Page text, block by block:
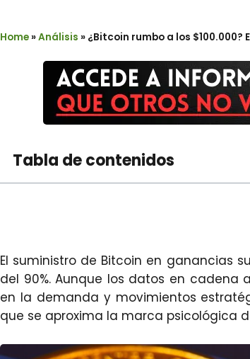
Home»Análisis » ¿Bitcoin rumbo a los
Tabla de contenidos
El suministro de Bitcoin en ganancias
del 90%. Aunque los datos en
en la demanda y movimientos
que se aproxima la marca psicológica